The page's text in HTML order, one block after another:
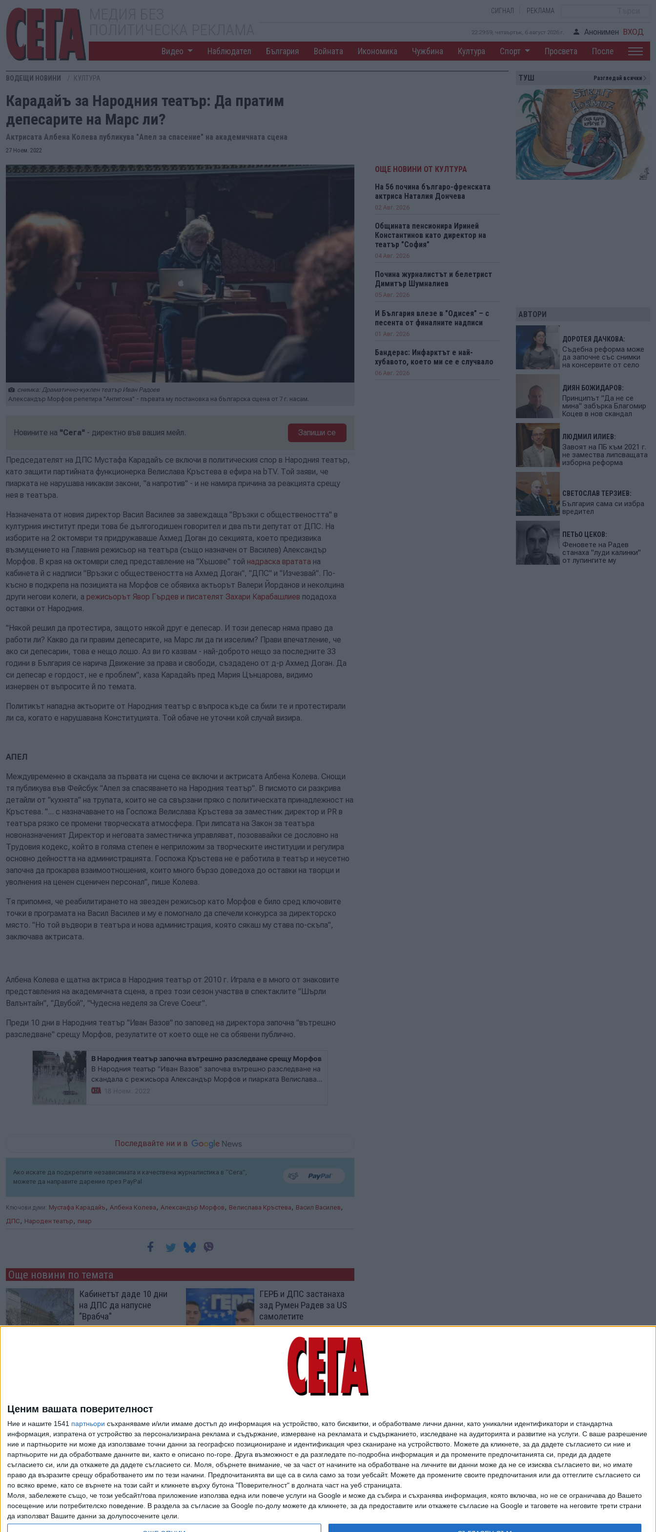
Ценим вашата поверителност
Ние и нашите 1541 партньори съхраняваме и/или имаме достъп до информация на устройство, като бисквитки, и обработваме лични данни, като уникални идентификатори и стандартна
информация, изпратена от устройство за персонализирана реклама и съдържание, измерване на рекламата и съдържанието, изследване на аудиторията и развитие на услуги. С ваше разрешение
ние и партньорите ни може да използваме точни данни за географско позициониране и идентификация чрез сканиране на устройството. Можете да кликнете, за да дадете съгласието си ние и
партньорите ни да обработваме данните ви, както е описано по-горе. Друга възможност е да разгледате по-подробна информация и да промените предпочитанията си, преди да дадете
съгласието си, или да откажете да дадете съгласието си.
Моля, обърнете внимание, че за част от начините на обработване на личните ви данни може да не се изисква съгласието ви, но имате
право да възразите срещу обработването им по тези начини. Предпочитанията ви ще са в сила само за този уебсайт. Можете да промените своите предпочитания или да оттеглите съгласието си
по всяко време, като се върнете на този сайт и кликнете върху бутона "Поверителност" в долната част на уеб страницата.
Моля, забележете също, че този уебсайт/това приложение използва една или повече услуги на Google и може да събира и съхранява информация, която включва, но не се ограничава до Вашето
посещение или потребителско поведение. В раздела за съгласие за Google по-долу можете да кликнете, за да предоставите или откажете съгласие на Google и таговете на неговите трети страни
да използват Вашите данни за долупосочените цели.
СИГНАЛ РЕКЛАМА
22:30:00, четвъртък, 6 август 2026 г. Анонимен ВХОД
Видео Наблюдател България Войната Икономика Чужбина Култура Спорт Просвета После
ВОДЕЩИ НОВИНИ КУЛТУРА
Карадайъ за Народния театър: Да пратим
депесарите на Марс ли?
Актрисата Албена Колева публикува "Апел за спасение" на академичната сцена
27 Ноем. 2022
снимка: Драматично-куклен театър Иван Радоев
Александър Морфов репетира "Антигона" - първата му постановка на българска сцена от 7 г. насам.
Новините на "Сега" - директно във вашия мейл. Запиши се
Председателят на ДПС Мустафа Карадайъ се включи в политическия спор в Народния театър,
като защити партийната функционерка Велислава Кръстева в ефира на bTV. Той заяви, че
пиарката не нарушава никакви закони, "а напротив" - и не намира причина за реакцията срещу
нея в театъра.
Назначената от новия директор Васил Василев за завеждаща "Връзки с обществеността" в
културния институт преди това бе дългогодишен говорител и два пъти депутат от ДПС. На
изборите на 2 октомври тя придружаваше Ахмед Доган до секцията, което предизвика
възмущението на Главния режисьор на театъра (също назначен от Василев) Александър
Морфов. В края на октомври след представление на "Хъшове" той надраска вратата на
кабинета й с надписи "Връзки с обществеността на Ахмед Доган", "ДПС" и "Изчезвай". По-
късно в подкрепа на позицията на Морфов се обявиха актьорът Валери Йорданов и неколцина
други негови колеги, а режисьорът Явор Гърдев и писателят Захари Карабашлиев подадоха
оставки от Народния.
"Някой решил да протестира, защото някой друг е депесар. И този депесар няма право да
работи ли? Какво да ги правим депесарите, на Марс ли да ги изселим? Прави впечатление, че
ако си депесарин, това е нещо лошо. Аз ви го казвам - най-доброто нещо за последните 33
години в България се нарича Движение за права и свободи, създадено от д-р Ахмед Доган. Да
си депесар е гордост, не е проблем", каза Карадайъ пред Мария Цънцарова, видимо
изнервен от въпросите й по темата.
Политикът нападна актьорите от Народния театър с въпроса къде са били те и протестирали
ли са, когато е нарушавана Конституцията. Той обаче не уточни кой случай визира.
АПЕЛ
Междувременно в скандала за първата ни сцена се включи и актрисата Албена Колева. Снощи
тя публикува във Фейсбук "Апел за спасяването на Народния театър". В писмото си разкрива
детайли от "кухнята" на трупата, които не са свързани пряко с политическата принадлежност на
Кръстева. "... с назначаването на Госпожа Велислава Кръстева за заместник директор и PR в
театъра рязко се промени творческата атмосфера. При липсата на Закон за театъра
новоназначеният Директор и неговата заместничка управляват, позовавайки се дословно на
Трудовия кодекс, който в голяма степен е неприложим за творческите институции и регулира
основно дейността на администрацията. Госпожа Кръстева не е работила в театър и неусетно
започна да прокарва взаимоотношения, които много бързо доведоха до оставки на творци и
уволнения на ценен сценичен персонал", пише Колева.
Тя припомня, че реабилитирането на звезден режисьор като Морфов е било сред ключовите
точки в програмата на Васил Василев и му е помогнало да спечели конкурса за директорско
място. "Но той въдвори в театъра и нова администрация, която сякаш му става по-скъпа",
заключава актрисата.
Албена Колева е щатна актриса в Народния театър от 2010 г. Играла е в много от знаковите
представления на академичната сцена, а през този сезон участва в спектаклите "Шърли
Валънтайн", "Двубой", "Чудесна неделя за Creve Coeur".
Преди 10 дни в Народния театър "Иван Вазов" по заповед на директора започна "вътрешно
разследване" срещу Морфов, резулатите от което още не са обявени публично.
В Народния театър започна вътрешно разследване срещу Морфов
В Народния театър "Иван Вазов" започва вътрешно разследване на
скандала с режисьора Александър Морфов и пиарката Велислава
Кръстева. Ще бъдат изискани писмени обяснения от служители и
18 Ноем. 2022
Последвайте ни и в
Ако искате да подкрепите независимата и качествена журналистика в “Сега”,
можете да направите дарение през PayPal
Ключови думи: Мустафа Карадайъ , Албена Колева , Александър Морфов , Велислава Кръстева , Васил Василев ,
ДПС , Народен театър , пиар
Още новини по темата
Кабинетът даде 10 дни
на ДПС да напусне
"Врабча"
22 Юли 2026
ГЕРБ и ДПС застанаха
зад Румен Радев за US
самолетите
20 Юли 2026
16 Юли 2026
МВР пусна, но после
пак задържа
областния лидер на
Още по темата
ОЩЕ НОВИНИ ОТ КУЛТУРА
На 56 почина българо-френската
актриса Наталия Дончева
02 Авг. 2026
Общината пенсионира Ириней
Константинов като директор на
театър "София"
04 Авг. 2026
Почина журналистът и белетрист
Димитър Шумналиев
05 Авг. 2026
И България влезе в "Одисея" – с
песента от финалните надписи
01 Авг. 2026
Бандерас: Инфарктът е най-
хубавото, което ми се е случвало
06 Авг. 2026
ТУШ Разгледай всички
АВТОРИ
ДОРОТЕЯ ДАЧКОВА:
Съдебна реформа може
да започне със снимки
на консервите от село
ДИЯН БОЖИДАРОВ:
Принципът "Да не се
мина" забърка Благомир
Коцев в нов скандал
ЛЮДМИЛ ИЛИЕВ:
Завоят на ПБ към 2021 г.
не замества липсващата
изборна реформа
СВЕТОСЛАВ ТЕРЗИЕВ:
България сама си избра
вредител
ПЕТЬО ЦЕКОВ:
Феновете на Радев
станаха "луди калинки"
от лупингите му
Всички права запазени. Възпроизвеждането на цели или части от текста или изображенията става след изрично писмено разрешение на СЕГА АД